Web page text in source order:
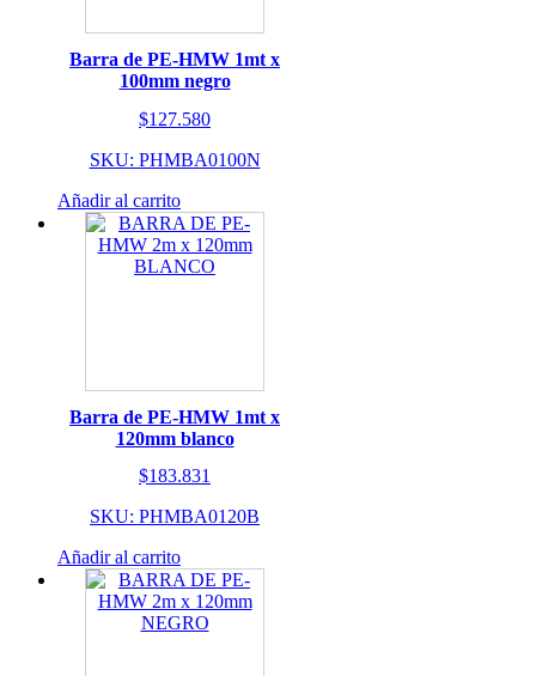
Barra de PE-HMW 1mt x
100mm negro
$127.580
SKU: PHMBA0100N
Añadir al carrito
Barra de PE-HMW 1mt x
120mm blanco
$183.831
SKU: PHMBA0120B
Añadir al carrito